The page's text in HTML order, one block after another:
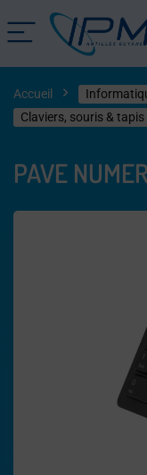
Accueil
Claviers, souris & tapis​
PAVE